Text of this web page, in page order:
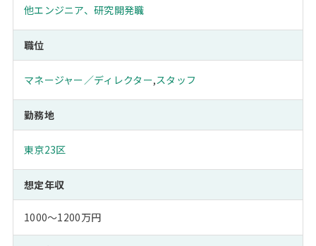
他エンジニア、研究開発職
職位
マネージャー／ディレクター,スタッフ
勤務地
東京23区
想定年収
1000～1200万円